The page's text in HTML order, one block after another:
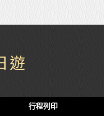
遊
行程列印